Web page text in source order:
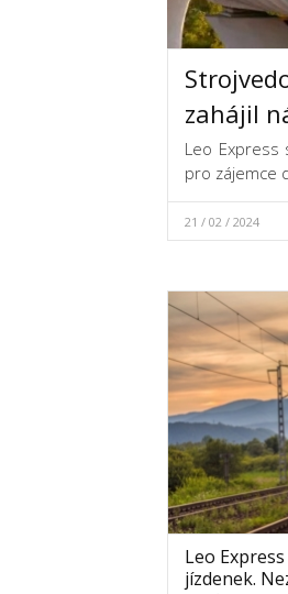
zahájil
Leo
pro zájemce
21 / 02 / 2024
Leo
jízdenek.